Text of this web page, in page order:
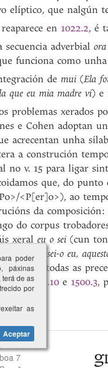
elíptico, que nalgún
en 1022.2, é
adverbial
funciona como
de mui (Ela
que eu mia madre vi) e
problemas xerados
e Cohen adoptan
acrecentan unha
a construción
no v. 15 para ligar
que, do
<P[er]o>), ao
da composición:
do corpus
xeral eu o sei(cun ton
( sei-o eu,
en todas as
1115.7,1419.10 e 1500.3,
Filoloxía
7
poder
páxinas
de as
por
as
Aceptar